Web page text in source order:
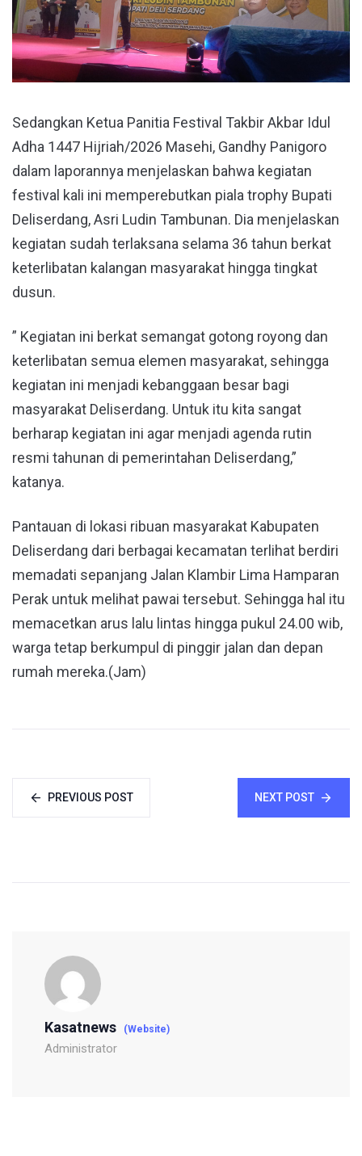
Sedangkan Ketua Panitia Festival Takbir Akbar Idul
Adha 1447 Hijriah/2026 Masehi, Gandhy Panigoro
dalam laporannya menjelaskan bahwa kegiatan
festival kali ini memperebutkan piala trophy Bupati
Deliserdang, Asri Ludin Tambunan. Dia menjelaskan
kegiatan sudah terlaksana selama 36 tahun berkat
keterlibatan kalangan masyarakat hingga tingkat
dusun.
” Kegiatan ini berkat semangat gotong royong dan
keterlibatan semua elemen masyarakat, sehingga
kegiatan ini menjadi kebanggaan besar bagi
masyarakat Deliserdang. Untuk itu kita sangat
berharap kegiatan ini agar menjadi agenda rutin
resmi tahunan di pemerintahan Deliserdang,”
katanya.
Pantauan di lokasi ribuan masyarakat Kabupaten
Deliserdang dari berbagai kecamatan terlihat berdiri
memadati sepanjang Jalan Klambir Lima Hamparan
Perak untuk melihat pawai tersebut. Sehingga hal itu
memacetkan arus lalu lintas hingga pukul 24.00 wib,
warga tetap berkumpul di pinggir jalan dan depan
rumah mereka.(Jam)
PREVIOUS POST NEXT POST
Kasatnews (Website)
Administrator